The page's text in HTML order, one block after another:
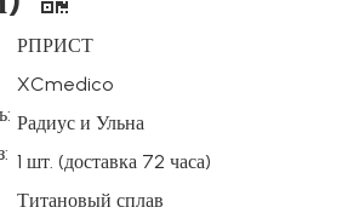
РПРИСТ
XCmedico
Радиус и Ульна
1 шт. (доставка 72 часа)
Титановый сплав